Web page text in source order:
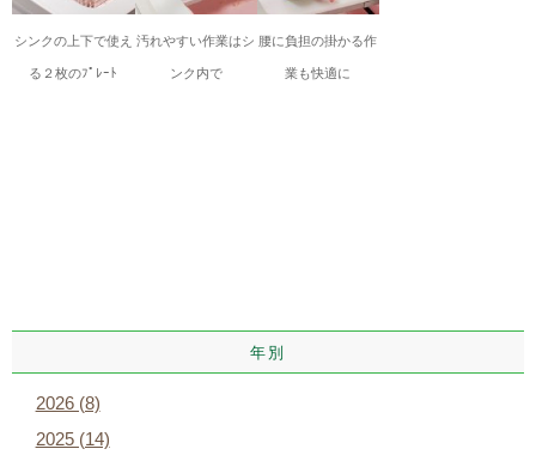
シンクの上下で使え
る２枚のﾌﾟﾚｰﾄ
汚れやすい作業はシ
ンク内で
腰に負担の掛かる作
業も快適に
年別
2026 (8)
2025 (14)